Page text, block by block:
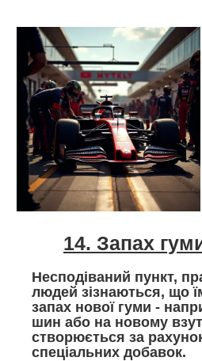
14. Запах
Несподіваний пункт,
людей зізнаються, що
запах нової гуми -
шин або на новому
створюється за
спеціальних добавок.